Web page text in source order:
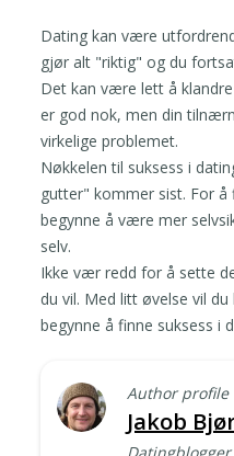
Dating kan være
gjør alt "riktig" og du
Det kan være lett å
er god nok, men din
virkelige problemet.
Nøkkelen til suksess i
gutter" kommer sist. For
begynne å være mer
selv.
Ikke vær redd for å sette
du vil. Med litt øvelse vil
begynne å finne suksess i
Author profile
Jakob